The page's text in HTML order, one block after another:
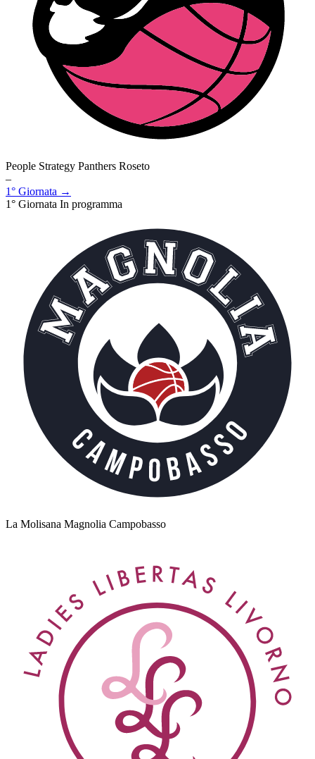
People Strategy Panthers Roseto
–
1° Giornata →
1° Giornata In programma
La Molisana Magnolia Campobasso